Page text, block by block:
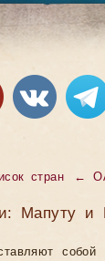
стран ←
Мапуту и
собой